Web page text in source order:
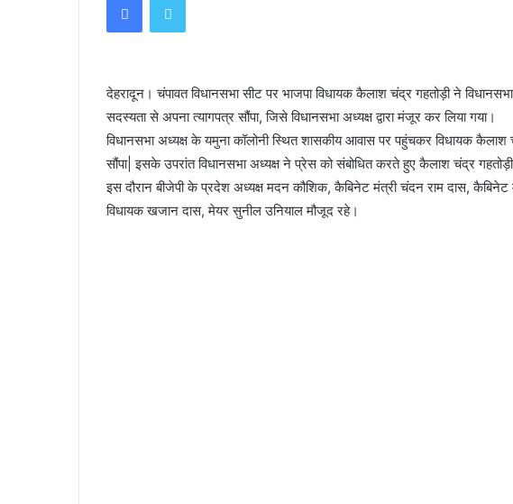
देहरादून। चंपावत विधानसभा सीट पर भाजपा विधायक कैलाश चंद्र गहतोड़ी ने
सदस्यता से अपना त्यागपत्र सौंपा, जिसे विधानसभा अध्यक्ष द्वारा मंजूर कर लिया गया।
विधानसभा अध्यक्ष के यमुना कॉलोनी स्थित शासकीय आवास पर पहुंचकर विधायक कैलाश
सौंपा| इसके उपरांत विधानसभा अध्यक्ष ने प्रेस को संबोधित करते हुए कैलाश चंद्र
इस दौरान बीजेपी के प्रदेश अध्यक्ष मदन कौशिक, कैबिनेट मंत्री चंदन राम दास,
विधायक खजान दास, मेयर सुनील उनियाल मौजूद रहे।
से
मौके
पर
घबराया युवक, बाइक रपटने से मौके पर मौत